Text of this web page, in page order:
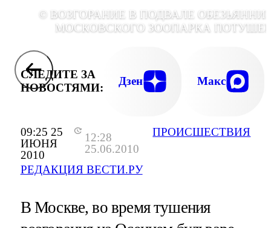
09:25 25
ИЮНЯ
2010
12:28
25.06.2010
РЕДАКЦИЯ ВЕСТИ.РУ
ПРОИСШЕСТВИЯ
© ВОЗГОРАНИЕ В ПОДВАЛЕ
МОСКОВСКОГО ЗООПАРКА
СЛЕДИТЕ ЗА
НОВОСТЯМИ:
Дзен Макс
В Москве, во время тушения